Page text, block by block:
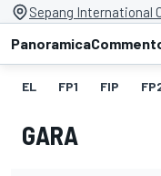
Sepang International
Panoramica
EL FP1 FIP
GARA